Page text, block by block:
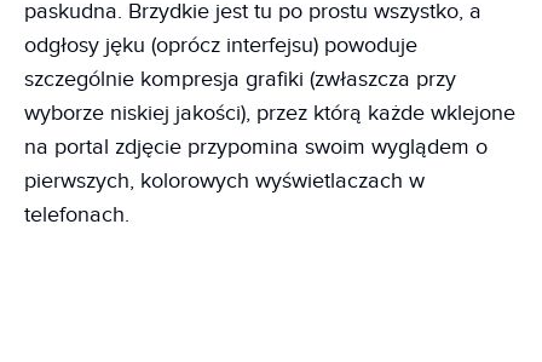
paskudna. Brzydkie jest tu po prostu wszystko, a
odgłosy jęku (oprócz interfejsu) powoduje
szczególnie kompresja grafiki (zwłaszcza przy
wyborze niskiej jakości), przez którą każde wklejone
na portal zdjęcie przypomina swoim wyglądem o
pierwszych, kolorowych wyświetlaczach w
telefonach.